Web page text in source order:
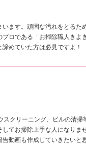
ます。頑固な汚れをとるた
ロである「お掃除職人きよ
めていた方は必見ですよ！
クリーニング、ビルの清掃
てお掃除上手な人になりま
動画も作成していきたいと